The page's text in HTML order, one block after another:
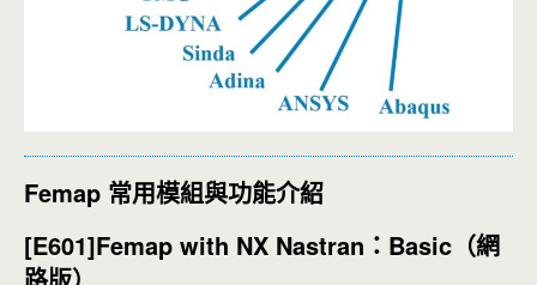
Femap 常用模組與功能介紹
[E601]Femap with NX Nastran ：Basic （網
路版）